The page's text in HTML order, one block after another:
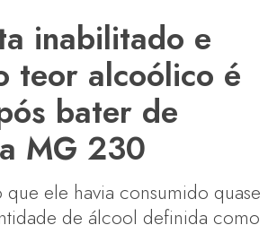
inabilitado e
teor alcoólico é
bater de
MG 230
que ele havia consumido quase
de álcool definida como